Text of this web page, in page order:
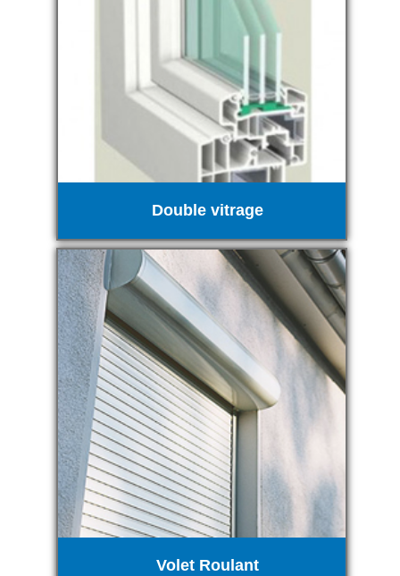
Double vitrage
Volet Roulant